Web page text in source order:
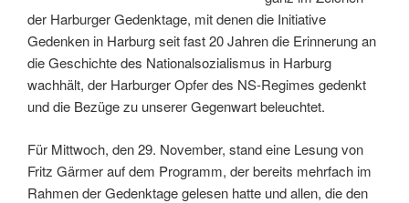
der Harburger Gedenktage, mit denen die Initiative
Gedenken in Harburg seit fast 20 Jahren die Erinnerung an
die Geschichte des Nationalsozialismus in Harburg
wachhält, der Harburger Opfer des NS-Regimes gedenkt
und die Bezüge zu unserer Gegenwart beleuchtet.
Für Mittwoch, den 29. November, stand eine Lesung von
Fritz Gärmer auf dem Programm, der bereits mehrfach im
Rahmen der Gedenktage gelesen hatte und allen, die den